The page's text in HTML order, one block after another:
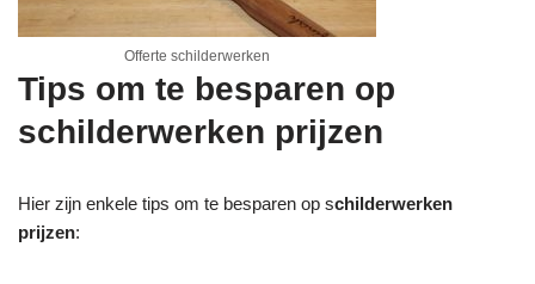
Offerte schilderwerken
Tips om te besparen op
schilderwerken prijzen
Hier zijn enkele tips om te besparen op schilderwerken
prijzen: